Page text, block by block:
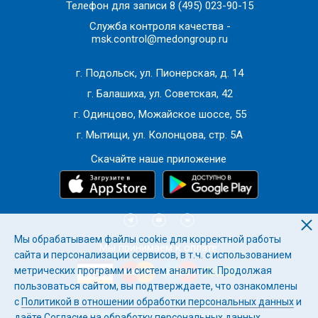
вопросов после получения результатов
дополнительного обследования
методов обследований
Телефон для записи 8 (495) 023-90-15
Служба контроля качества -
msk.control@medongroup.ru
г. Подольск, ул. Пионерская, д. 14
г. Балашиха, ул. Советская, 42
г. Одинцово, Можайское шоссе, 55
г. Мытищи, ул. Колонцова, стр. 5А
Скачайте наше приложение
Мы принимаем к оплате:
Имеются противопоказания.
Мы обрабатываем файлы cookie для корректной работы
сайта и персонализации сервисов, в т.ч. с использованием
метрических программ и систем аналитик. Продолжая
пользоваться сайтом, вы подтверждаете, что ознакомлены
с Политикой в отношении обработки персональных данныхи